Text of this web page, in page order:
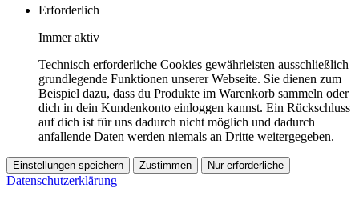
Erforderlich
Immer aktiv
Technisch erforderliche Cookies gewährleisten ausschließlich
grundlegende Funktionen unserer Webseite. Sie dienen zum
Beispiel dazu, dass du Produkte im Warenkorb sammeln oder
dich in dein Kundenkonto einloggen kannst. Ein Rückschluss
auf dich ist für uns dadurch nicht möglich und dadurch
anfallende Daten werden niemals an Dritte weitergegeben.
Einstellungen speichern Zustimmen Nur erforderliche
Datenschutzerklärung